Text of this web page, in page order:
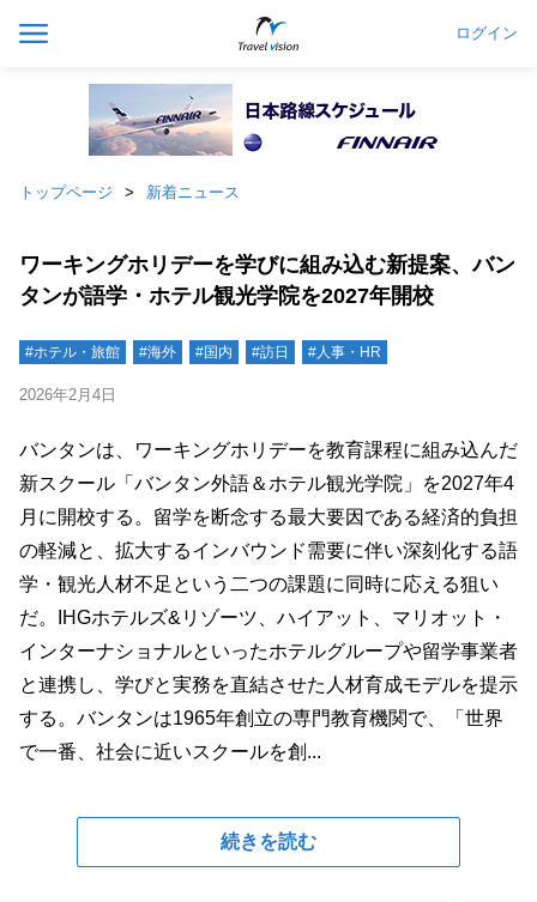
ログイン
トップページ 新着ニュース
ワーキングホリデーを学びに組み込む新提案、バン
タンが語学・ホテル観光学院を2027年開校
#ホテル・旅館 #海外 #国内 #訪日 #人事・HR
2026年2月4日
バンタンは、ワーキングホリデーを教育課程に組み込んだ
新スクール「バンタン外語＆ホテル観光学院」を2027年4
月に開校する。留学を断念する最大要因である経済的負担
の軽減と、拡大するインバウンド需要に伴い深刻化する語
学・観光人材不足という二つの課題に同時に応える狙い
だ。IHGホテルズ&リゾーツ、ハイアット、マリオット・
インターナショナルといったホテルグループや留学事業者
と連携し、学びと実務を直結させた人材育成モデルを提示
する。バンタンは1965年創立の専門教育機関で、「世界
で一番、社会に近いスクールを創...
続きを読む